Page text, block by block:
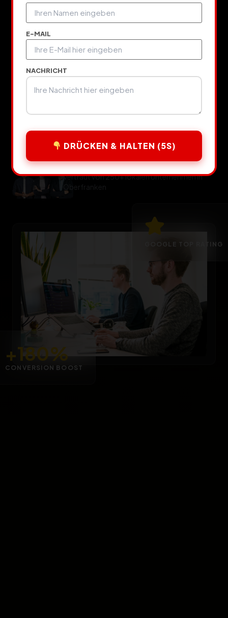
E-MAIL
NACHRICHT
DRÜCKEN & HALTEN (5S)
eine Umsatzmaschine. High-
Performance Design trifft auf maximale
Conversion.
Projekt starten
Vertraut von 250+ lokalen Unternehmen in
Oberfranken
+180%
CONVERSION BOOST
GOOGLE TOP RATING